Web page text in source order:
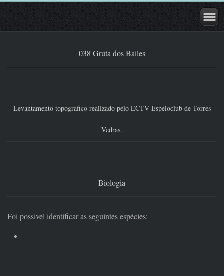
038 Gruta dos Bailes
Levantamento topografico realizado pelo ECTV-Espeloclub de Torres
Vedras.
Biologia
Foi possivel identificar as seguintes espécies: